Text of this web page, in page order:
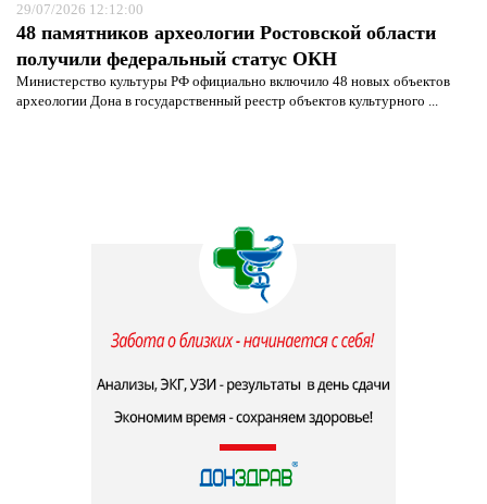
29/07/2026 12:12:00
48 памятников археологии Ростовской области
получили федеральный статус ОКН
Министерство культуры РФ официально включило 48 новых объектов
археологии Дона в государственный реестр объектов культурного ...